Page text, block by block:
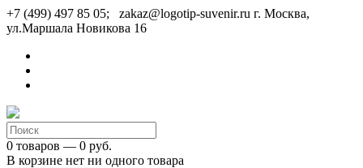
+7 (499) 497 85 05; zakaz@logotip-suvenir.ru г. Москва,
ул.Маршала Новикова 16
0 товаров — 0 руб.
В корзине нет ни одного товара